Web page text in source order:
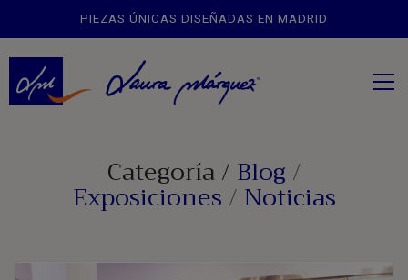
PIEZAS ÚNICAS DISEÑADAS EN MADRID
Categoría / Blog /
Exposiciones / Noticias